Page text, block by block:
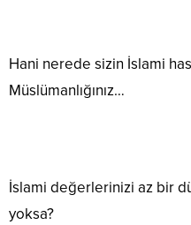
Hani nerede sizin İslami
Müslümanlığınız…
İslami değerlerinizi az bir
yoksa?